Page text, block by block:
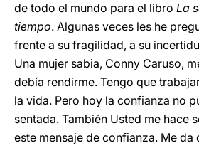
de todo el mundo para el libro La
tiempo. Algunas veces les he
frente a su fragilidad, a su
Una mujer sabia, Conny Caruso,
debía rendirme. Tengo que
la vida. Pero hoy la confianza no
sentada. También Usted me hace
este mensaje de confianza. Me da